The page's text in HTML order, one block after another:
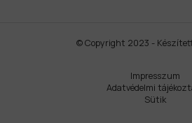
© Copyright 2023 -
Impresszum
Adatvédelmi
Sütik